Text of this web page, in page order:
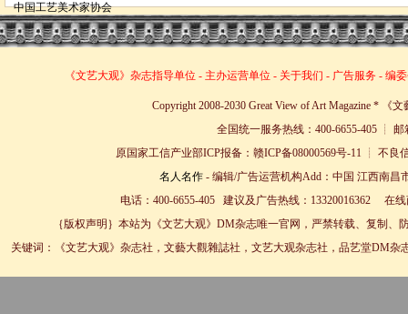
中国工艺美术家协会
《文艺大观》杂志指导单位 - 主办运营单位 - 关于我们 - 广告服务 - 编
Copyright 2008-2030 Great View of Art Magazine * 《
全国统一服务热线：400-6655-405 ┊ 邮
原国家工信产业部ICP报备：赣ICP备08000569号-11 ┊ 不
名人名作- 编辑/广告运营机构Add：中国 江西南昌
电话：400-6655-405 建议及广告热线：13320016362 在
｛版权声明｝本站为《文艺大观》DM杂志唯一官网，严禁转载、复制
关键词：《文艺大观》杂志社，文藝大觀雜誌社，文艺大观杂志社，品艺堂DM